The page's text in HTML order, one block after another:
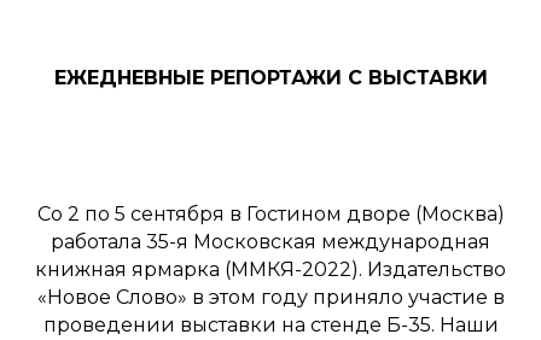
ЕЖЕДНЕВНЫЕ РЕПОРТАЖИ С ВЫСТАВКИ
Со 2 по 5 сентября в Гостином дворе (Москва)
работала 35-я Московская международная
книжная ярмарка (ММКЯ-2022). Издательство
«Новое Слово» в этом году приняло участие в
проведении выставки на стенде Б-35. Наши